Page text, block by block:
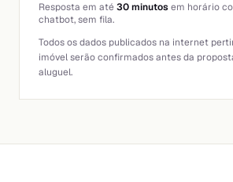
Resposta em até30 minutos em horário
chatbot, sem fila.
Todos os dados publicados na internet
imóvel serão confirmados antes da
aluguel.